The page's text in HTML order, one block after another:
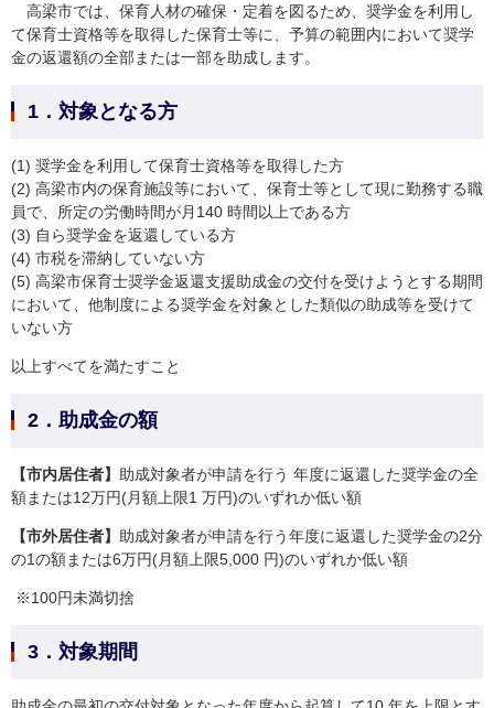
高梁市では、保育人材の確保・定着を図るため、奨学金を利用し
て保育士資格等を取得した保育士等に、予算の範囲内において奨学
金の返還額の全部または一部を助成します。
1．対象となる方
(1) 奨学金を利用して保育士資格等を取得した方
(2) 高梁市内の保育施設等において、保育士等として現に勤務する職
員で、所定の労働時間が月140 時間以上である方
(3) 自ら奨学金を返還している方
(4) 市税を滞納していない方
(5) 高梁市保育士奨学金返還支援助成金の交付を受けようとする期間
において、他制度による奨学金を対象とした類似の助成等を受けて
いない方
以上すべてを満たすこと
2．助成金の額
【市内居住者】 助成対象者が申請を行う 年度に返還した奨学金の全
額または12万円(月額上限1 万円)のいずれか低い額
【市外居住者】 助成対象者が申請を行う年度に返還した奨学金の2分
の1の額または6万円(月額上限5,000 円)のいずれか低い額​
※100円未満切捨
3．対象期間